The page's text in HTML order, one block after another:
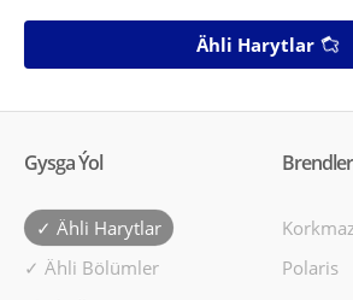
Ähli Harytlar
Gysga Ýol
✓ Ähli Harytlar
✓ Ähli Bölümler
Brendler
Korkmaz
Polaris